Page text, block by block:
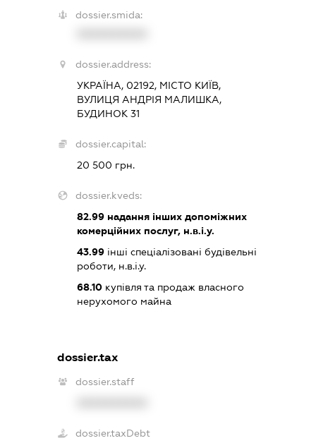
dossier.smida:
dossier.address:
УКРАЇНА, 02192, МІСТО КИЇВ,
ВУЛИЦЯ АНДРІЯ МАЛИШКА,
БУДИНОК 31
dossier.capital:
20 500 грн.
dossier.kveds:
82.99надання інших допоміжних
комерційних послуг, н.в.і.у.
43.99інші спеціалізовані будівельні
роботи, н.в.і.у.
68.10купівля та продаж власного
нерухомого майна
dossier.tax
dossier.staff
dossier.taxDebt